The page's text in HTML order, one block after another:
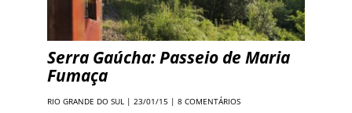
Serra Gaúcha: Passeio de Maria
Fumaça
RIO GRANDE DO SUL | 23/01/15 | 8 COMENTÁRIOS